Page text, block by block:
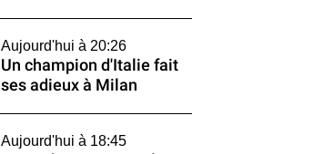
Aujourd'hui à 20:26
Un champion d'Italie fait
ses adieux à Milan
Aujourd'hui à 18:45